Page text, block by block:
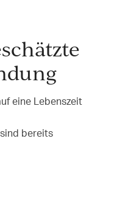
eine Lebenszeit
bereits